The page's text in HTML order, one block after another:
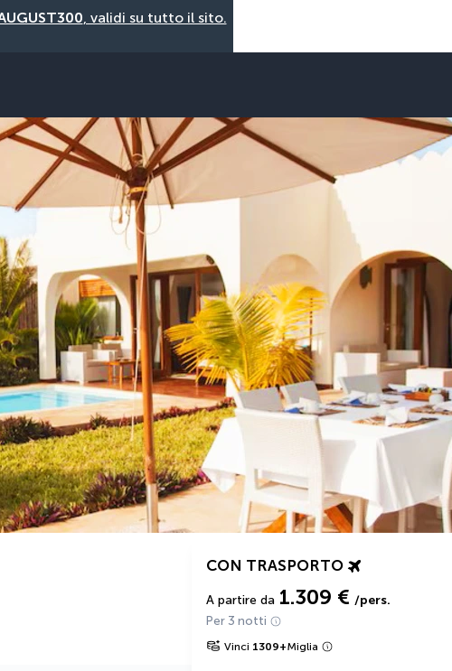
, validi su tutto il sito.
CON TRASPORTO
A partire da 1.309 € /pers.
Per 3 notti
Vinci 1309+Miglia